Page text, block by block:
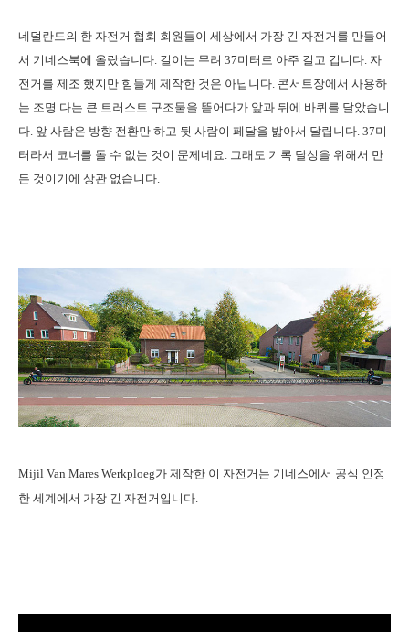
네덜란드의 한 자전거 협회 회원들이 세상에서 가장 긴 자전거를 만들어
서 기네스북에 올랐습니다. 길이는 무려 37미터로 아주 길고 깁니다. 자
전거를 제조 했지만 힘들게 제작한 것은 아닙니다. 콘서트장에서 사용하
는 조명 다는 큰 트러스트 구조물을 뜯어다가 앞과 뒤에 바퀴를 달았습니
다. 앞 사람은 방향 전환만 하고 뒷 사람이 페달을 밟아서 달립니다. 37미
터라서 코너를 돌 수 없는 것이 문제네요. 그래도 기록 달성을 위해서 만
든 것이기에 상관 없습니다.
Mijil Van Mares Werkploeg가 제작한 이 자전거는 기네스에서 공식 인정
한 세계에서 가장 긴 자전거입니다.